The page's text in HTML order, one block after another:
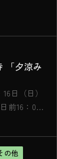
「夕涼み
日（日）
の他